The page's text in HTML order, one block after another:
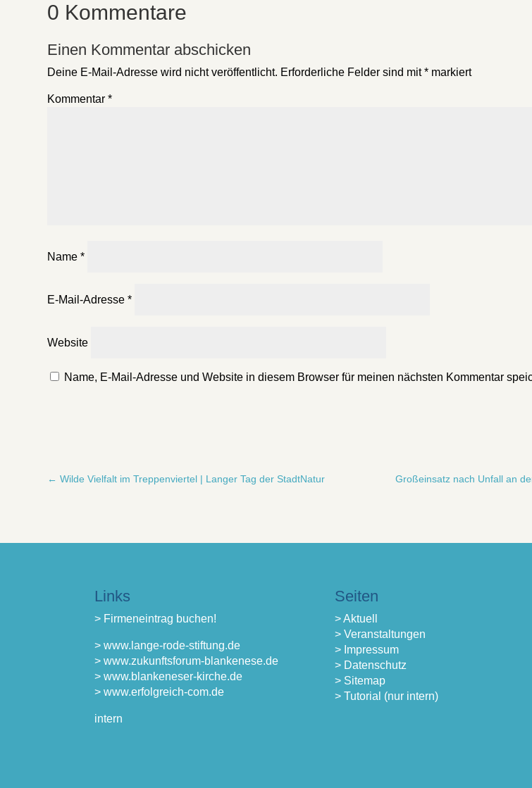
0 Kommentare
Einen Kommentar abschicken
Deine E-Mail-Adresse wird nicht veröffentlicht. Erforderliche Felder sind mit* markiert
Kommentar*
Name*
E-Mail-Adresse*
Website
Name, E-Mail-Adresse und Website in diesem Browser für meinen nächsten Kommentar
←Wilde Vielfalt im Treppenviertel | Langer Tag der StadtNatur Großeinsatz nach Unfall an
Links
> Firmeneintrag buchen!
> www.lange-rode-stiftung.de
> www.zukunftsforum-blankenese.de
> www.blankeneser-kirche.de
> www.erfolgreich-com.de
intern
Seiten
> Aktuell
> Veranstaltungen
> Impressum
> Datenschutz
> Sitemap
> Tutorial (nur intern)